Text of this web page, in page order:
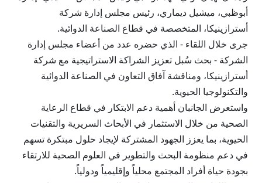
أبوظبي، ميشيل ديماري، رئيس مجلس إدارة شركة
أسترازينيكا، المتخصصة في قطاع الصناعة الدوائية.
جرى خلال اللقاء - الذي حضره عدد من أعضاء مجلس إدارة
الشركة - بحث سُبل تعزيز الشراكة الاستراتيجية مع شركة
أسترازينيكا، ومناقشة آفاق التعاون في الصناعة الدوائية
والتكنولوجيا الحيوية.
واستعرض الجانبان أهمية دعم الابتكار في قطاع الرعاية
الصحية من خلال الاستثمار في الأبحاث السريرية والتقنيات
الحيوية، بما يعزز الجهود المشتركة لإيجاد حلول مبتكرة تسهم
في دعم منظومة البحث والتطوير في العلوم الصحية للارتقاء
بجودة حياة أفراد المجتمع محلياً وإقليمياً ودولياً.